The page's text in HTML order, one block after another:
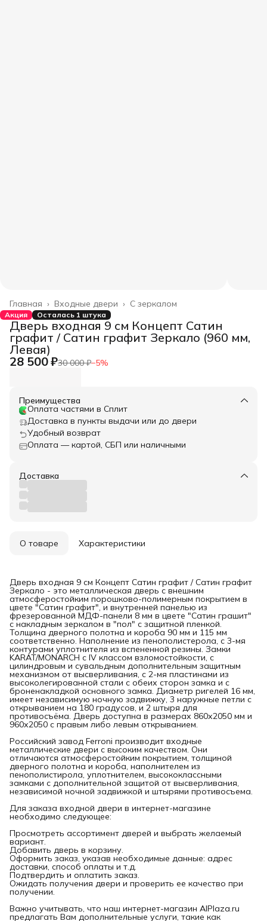
С зеркалом
Входные двери ›
Главная ›
Акция Осталась 1 штука
Дверь входная 9 см Концепт Сатин
графит / Сатин графит Зеркало (960 мм,
Левая)
28 500 ₽30 000 ₽−5%
Преимущества
Оплата частями в Сплит
Доставка в пункты выдачи или до двери
Удобный возврат
Оплата — картой, СБП или наличными
Доставка
О товаре Характеристики
Дверь входная 9 см Концепт Сатин графит / Сатин графит
Зеркало - это металлическая дверь с внешним
атмосферостойким порошково-полимерным покрытием в
цвете "Сатин графит", и внутренней панелью из
фрезерованной МДФ-панели 8 мм в цвете "Сатин грашит"
с накладным зеркалом в "пол" с защитной пленкой.
Толщина дверного полотна и короба 90 мм и 115 мм
соответственно. Наполнение из пенополистерола, с 3-мя
контурами уплотнителя из вспененной резины. Замки
KARAT/MONARCH с IV классом взломостойкости, с
цилиндровым и сувальдным дополнительным защитным
механизмом от высверливания, с 2-мя пластинами из
высоколегированной стали с обеих сторон замка и с
броненакладкой основного замка. Диаметр ригелей 16 мм,
имеет независимую ночную задвижку, 3 наружные петли с
открыванием на 180 градусов, и 2 штыря для
противосъёма. Дверь доступна в размерах 860х2050 мм и
960х2050 с правым либо левым открыванием.
Российский завод Ferroni производит входные
металлические двери с высоким качеством. Они
отличаются атмосферостойким покрытием, толщиной
дверного полотна и короба, наполнителем из
пенополистирола, уплотнителем, высококлассными
замками с дополнительной защитой от высверливания,
независимой ночной задвижкой и штырями противосъема.
Для заказа входной двери в интернет-магазине
необходимо следующее:
Просмотреть ассортимент дверей и выбрать желаемый
вариант.
Добавить дверь в корзину.
Оформить заказ, указав необходимые данные: адрес
доставки, способ оплаты и т.д.
Подтвердить и оплатить заказ.
Ожидать получения двери и проверить ее качество при
получении.
Важно учитывать, что наш интернет-магазин AlPlaza.ru
предлагать Вам дополнительные услуги, такие как